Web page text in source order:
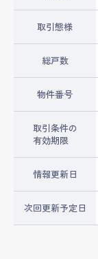
取引態様
総戸数
物件番号
取引条件の
有効期限
情報更新日
次回更新予定日